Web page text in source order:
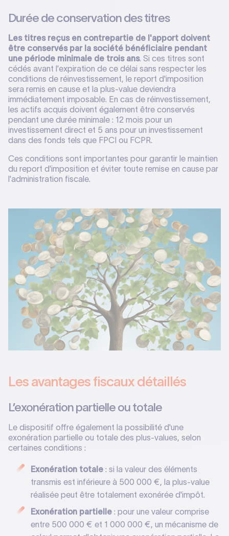
Durée de conservation des titres
Les titres reçus en contrepartie de l'apport doivent
être conservés par la société bénéficiaire pendant
une période minimale de trois ans. Si ces titres sont
cédés avant l'expiration de ce délai sans respecter les
conditions de réinvestissement, le report d'imposition
sera remis en cause et la plus-value deviendra
immédiatement imposable. En cas de réinvestissement,
les actifs acquis doivent également être conservés
pendant une durée minimale : 12 mois pour un
investissement direct et 5 ans pour un investissement
dans des fonds tels que FPCI ou FCPR.
Ces conditions sont importantes pour garantir le maintien
du report d'imposition et éviter toute remise en cause par
l'administration fiscale.
Les avantages fiscaux détaillés
L’exonération partielle ou totale
Le dispositif offre également la possibilité d'une
exonération partielle ou totale des plus-values, selon
certaines conditions :
Exonération totale : si la valeur des éléments
transmis est inférieure à 500 000 €, la plus-value
réalisée peut être totalement exonérée d'impôt.
Exonération partielle : pour une valeur comprise
entre 500 000 € et 1 000 000 €, un mécanisme de